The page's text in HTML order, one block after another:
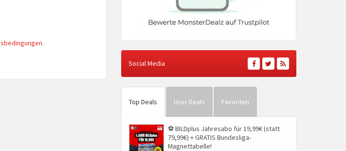
.
Social Media
Top Deals User Deals Favoriten
⚽ BILDplus Jahresabo für 19,99€ (statt
79,99€) + GRATIS Bundesliga-
Magnettabelle!